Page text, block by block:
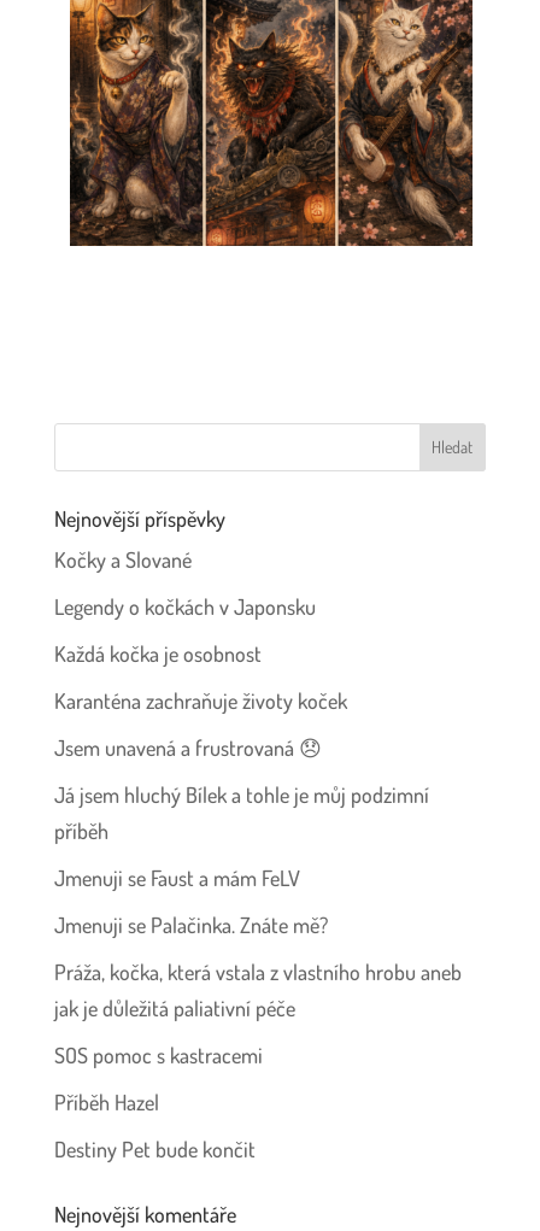
Nejnovější příspěvky
Kočky a Slované
Legendy o kočkách v Japonsku
Každá kočka je osobnost
Karanténa zachraňuje životy koček
Jsem unavená a frustrovaná 😞
Já jsem hluchý Bílek a tohle je můj podzimní
příběh
Jmenuji se Faust a mám FeLV
Jmenuji se Palačinka. Znáte mě?
Práža, kočka, která vstala z vlastního hrobu aneb
jak je důležitá paliativní péče
SOS pomoc s kastracemi
Příběh Hazel
Destiny Pet bude končit
Nejnovější komentáře